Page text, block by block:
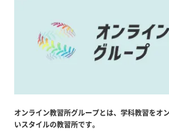
オンライン教習所グループとは、学科教習をオ
いスタイルの教習所です。